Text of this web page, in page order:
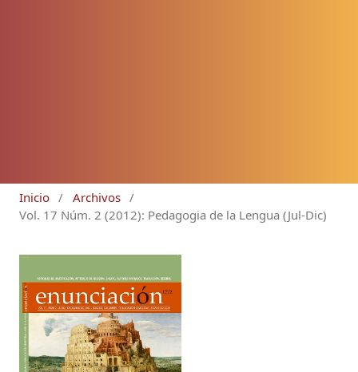
Inicio / Archivos /
Vol. 17 Núm. 2 (2012): Pedagogia de la Lengua (Jul-Dic)